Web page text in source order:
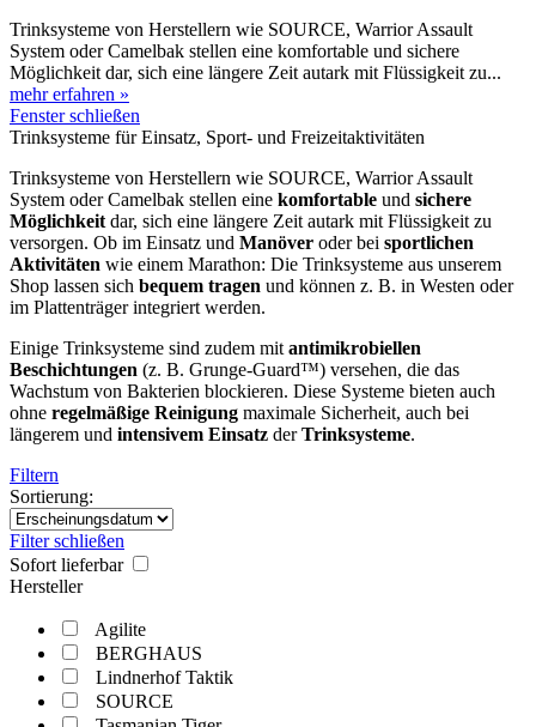
Trinksysteme von Herstellern wie SOURCE, Warrior Assault
System oder Camelbak stellen eine komfortable und sichere
Möglichkeit dar, sich eine längere Zeit autark mit Flüssigkeit zu...
mehr erfahren »
Fenster schließen
Trinksysteme für Einsatz, Sport- und Freizeitaktivitäten
Trinksysteme von Herstellern wie SOURCE, Warrior Assault
System oder Camelbak stellen eine komfortable und sichere
Möglichkeit dar, sich eine längere Zeit autark mit Flüssigkeit zu
versorgen. Ob im Einsatz und Manöver oder bei sportlichen
Aktivitäten wie einem Marathon: Die Trinksysteme aus unserem
Shop lassen sich bequem tragen und können z. B. in Westen oder
im Plattenträger integriert werden.
Einige Trinksysteme sind zudem mit antimikrobiellen
Beschichtungen (z. B. Grunge-Guard™) versehen, die das
Wachstum von Bakterien blockieren. Diese Systeme bieten auch
ohne regelmäßige Reinigung maximale Sicherheit, auch bei
längerem und intensivem Einsatz derTrinksysteme.
Filtern
Sortierung:
Filter schließen
Sofort lieferbar
Hersteller
Agilite
BERGHAUS
Lindnerhof Taktik
SOURCE